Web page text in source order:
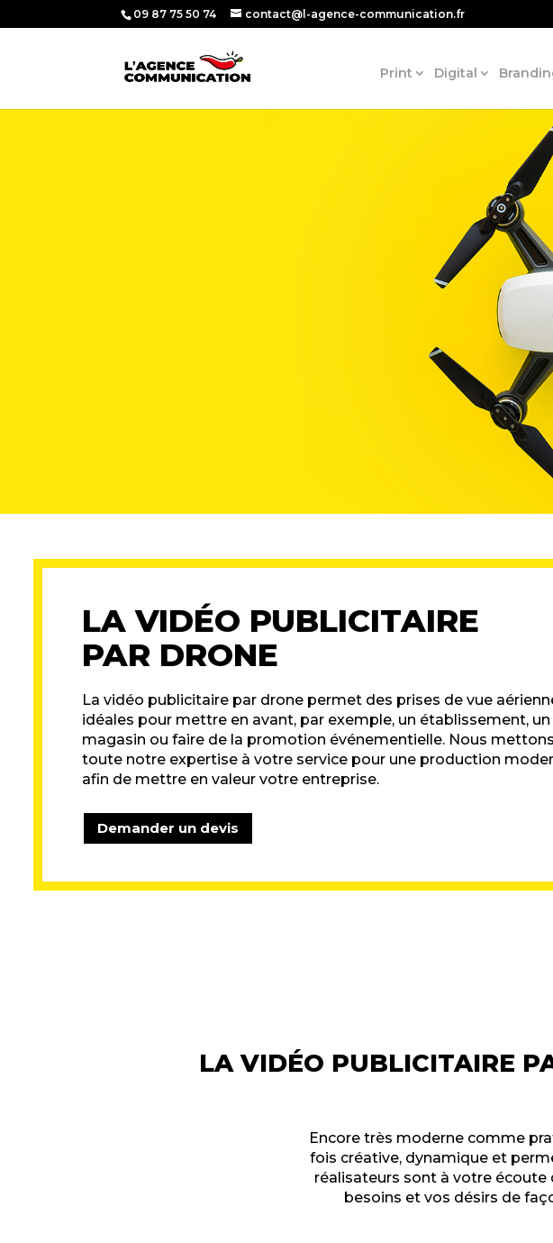
09 87 75 50 74 contact@l-agence-communication.fr
Print Digital
LA VIDÉO PUBLICITAIRE
PAR DRONE
La vidéo publicitaire par drone permet des prises de vue
idéales pour mettre en avant, par exemple, un établissement, un
magasin ou faire de la promotion événementielle. Nous mettons
toute notre expertise à votre service pour une production
afin de mettre en valeur votre entreprise.
Demander un devis
LA VIDÉO PUBLICITAIRE
Encore très moderne comme
fois créative, dynamique et
réalisateurs sont à votre
besoins et vos désirs de